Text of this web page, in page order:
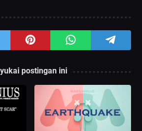
postingan ini